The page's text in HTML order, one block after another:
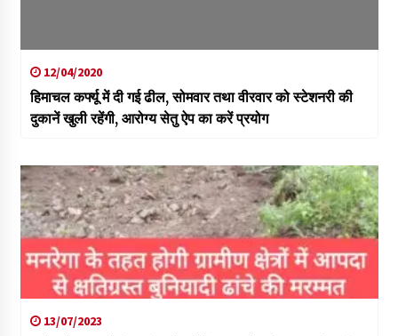
12/04/2020
हिमाचल कर्फ्यू में दी गई ढील, सोमवार तथा वीरवार को स्टेशनरी की
दुकानें खुली रहेंगी, आरोग्य सेतु ऐप का करें प्रयोग
13/07/2023